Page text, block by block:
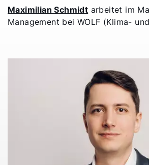
Maximilian Schmidt arbeitet im
Management bei WOLF (Klima-